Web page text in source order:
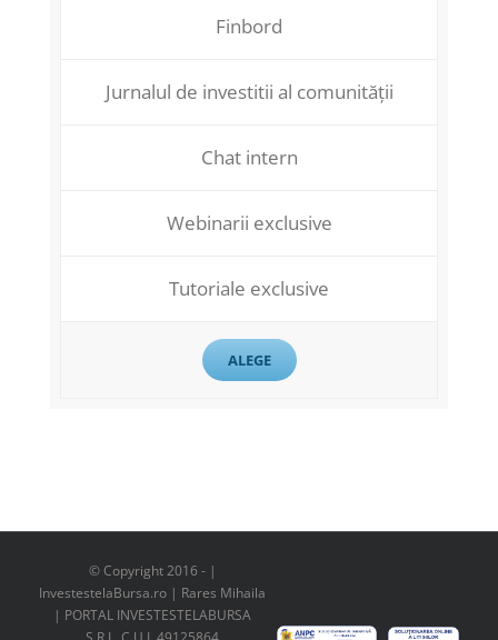
Finbord
Jurnalul de investitii al comunității
Chat intern
Webinarii exclusive
Tutoriale exclusive
ALEGE
© Copyright 2016 - |
InvestestelaBursa.ro | Rares Mihaila
| PORTAL INVESTESTELABURSA